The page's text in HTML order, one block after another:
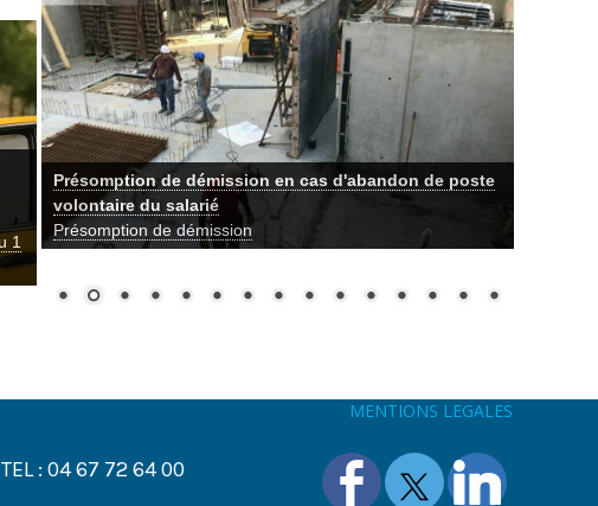
La fin du télétravail obligatoire à compter du 2 février
2022 est confirmée
La fin du télétravail obligatoire à compter du 2 février 2022
est confirmée
TEL : 04 67 72 64 00
MENTIONS LEGALES